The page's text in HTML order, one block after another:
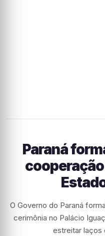
Paraná
O Governo do Paraná
cerimônia no Palácio
estreitar laços